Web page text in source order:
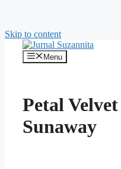
Skip to content
Menu
Petal Velvet
Sunaway